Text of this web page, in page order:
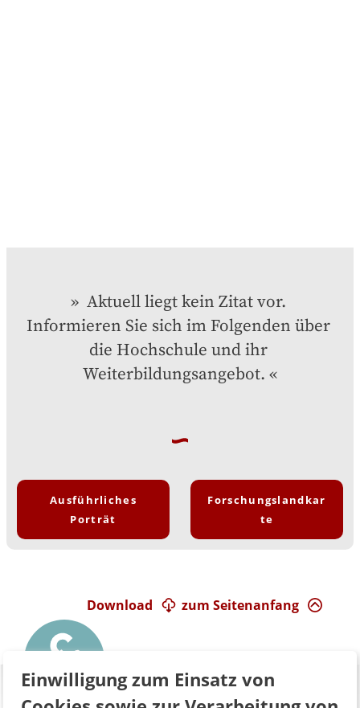
Aktuell liegt kein Zitat vor.
Informieren Sie sich im Folgenden über
die Hochschule und ihr
Weiterbildungsangebot.
Ausführliches
Porträt
Forschungslandkar
te
zum Seitenanfang
Download
Einwilligung zum Einsatz von